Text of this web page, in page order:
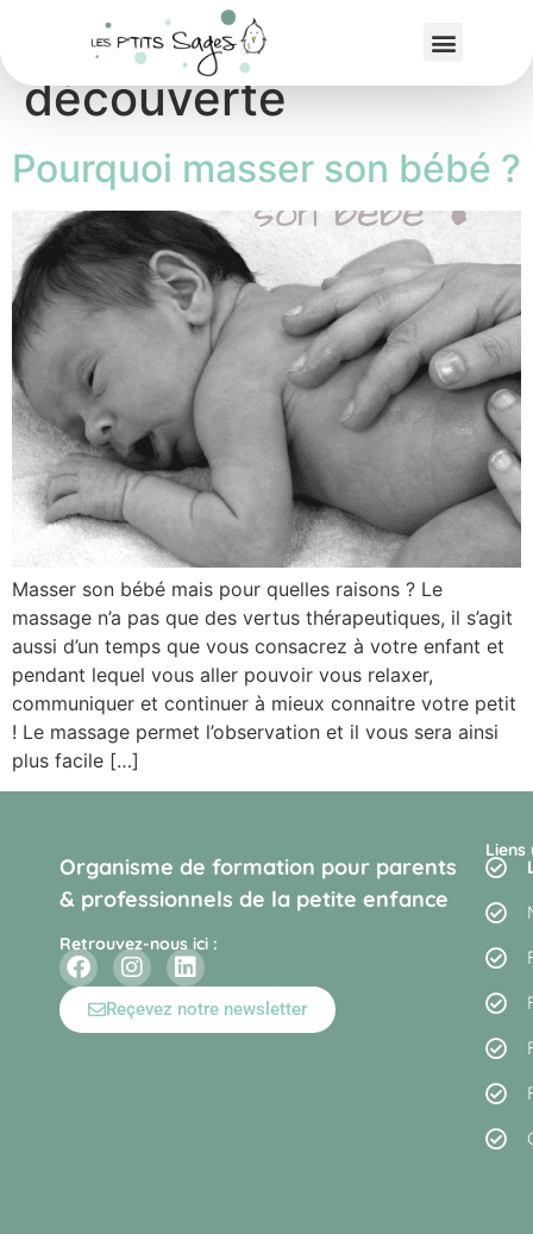
Étiquette :
découverte
Pourquoi masser son bébé ?
Masser son bébé mais pour quelles raisons ? Le
massage n’a pas que des vertus thérapeutiques, il s’agit
aussi d’un temps que vous consacrez à votre enfant et
pendant lequel vous aller pouvoir vous relaxer,
communiquer et continuer à mieux connaitre votre petit
! Le massage permet l’observation et il vous sera ainsi
plus facile […]
Organisme de formation pour parents
& professionnels de la petite enfance
Retrouvez-nous ici :
Reçevez notre newsletter
Liens